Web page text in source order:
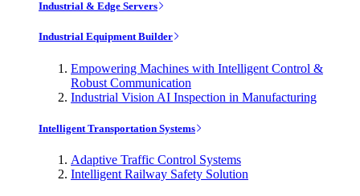
Industrial & Edge Servers
Industrial Equipment Builder
Empowering Machines with Intelligent Control &
Robust Communication
Industrial Vision AI Inspection in Manufacturing
Intelligent Transportation Systems
Adaptive Traffic Control Systems
Intelligent Railway Safety Solution